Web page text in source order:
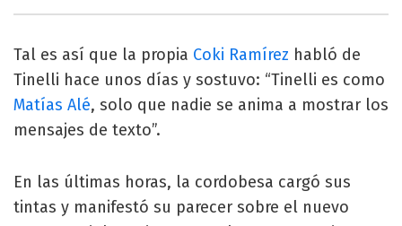
Tal es así que la propia Coki Ramírez habló de
Tinelli hace unos días y sostuvo: “Tinelli es como
Matías Alé, solo que nadie se anima a mostrar los
mensajes de texto”.
En las últimas horas, la cordobesa cargó sus
tintas y manifestó su parecer sobre el nuevo